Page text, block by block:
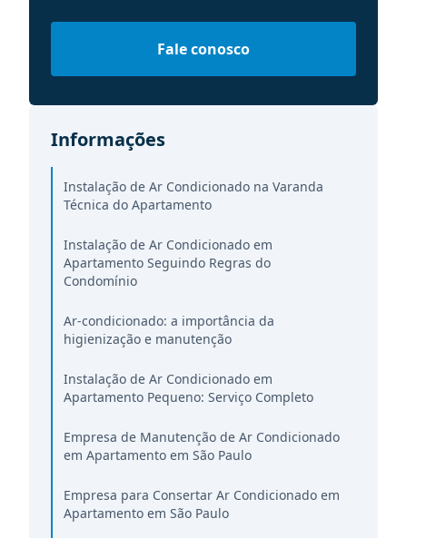
Fale conosco
Informações
Instalação de Ar Condicionado na Varanda
Técnica do Apartamento
Instalação de Ar Condicionado em
Apartamento Seguindo Regras do
Condomínio
Ar-condicionado: a importância da
higienização e manutenção
Instalação de Ar Condicionado em
Apartamento Pequeno: Serviço Completo
Empresa de Manutenção de Ar Condicionado
em Apartamento em São Paulo
Empresa para Consertar Ar Condicionado em
Apartamento em São Paulo